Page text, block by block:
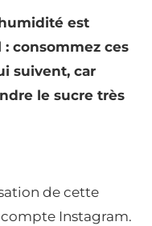
est
consommez ces
suivent, car
le sucre très
de cette
Instagram.